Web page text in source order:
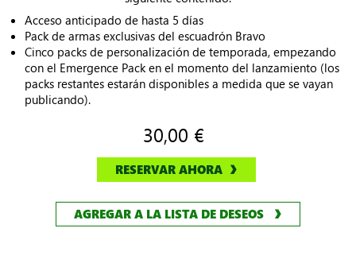
Acceso anticipado de hasta 5 días
Pack de armas exclusivas del escuadrón Bravo
Cinco packs de personalización de temporada, empezando
con el Emergence Pack en el momento del lanzamiento (los
packs restantes estarán disponibles a medida que se vayan
publicando).
30,00 €
RESERVAR AHORA
AGREGAR A LA LISTA DE DESEOS